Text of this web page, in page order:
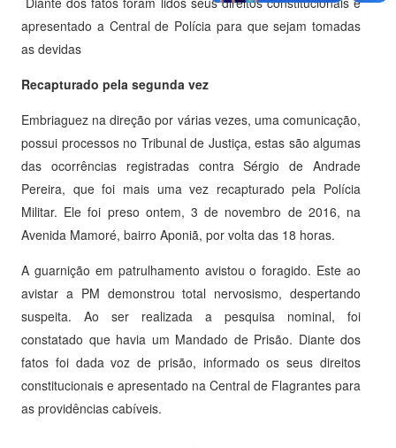
apresentado a Central de Polícia para que sejam tomadas
as devidas
Recapturado pela segunda vez
Embriaguez na direção por várias vezes, uma comunicação,
possui processos no Tribunal de Justiça, estas são algumas
das ocorrências registradas contra Sérgio de Andrade
Pereira, que foi mais uma vez recapturado pela Polícia
Militar. Ele foi preso ontem, 3 de novembro de 2016, na
Avenida Mamoré, bairro Aponiã, por volta das 18 horas.
A guarnição em patrulhamento avistou o foragido. Este ao
avistar a PM demonstrou total nervosismo, despertando
suspeita. Ao ser realizada a pesquisa nominal, foi
constatado que havia um Mandado de Prisão. Diante dos
fatos foi dada voz de prisão, informado os seus direitos
constitucionais e apresentado na Central de Flagrantes para
as providências cabíveis.